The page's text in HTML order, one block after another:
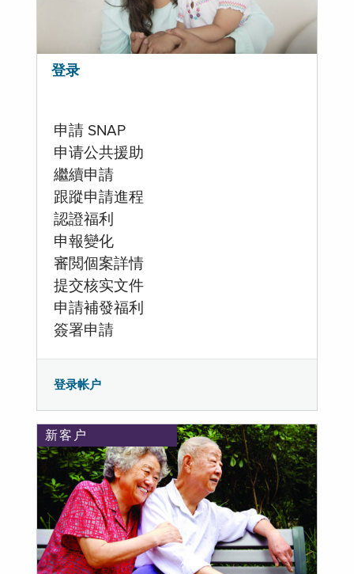
登录
申請 SNAP
申请公共援助
繼續申請
跟蹤申請進程
認證福利
申報變化
審閲個案詳情
提交核实文件
申請補發福利
簽署申請
登录帐户
新客户